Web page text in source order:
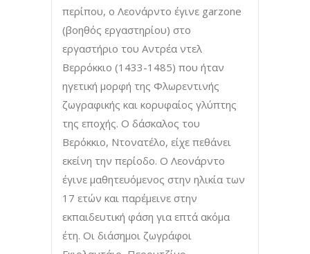
περίπου, ο Λεονάρντο έγινε garzone
(βοηθός εργαστηρίου) στο
εργαστήριο του Αντρέα ντελ
Βερρόκκιο (1433-1485) που ήταν
ηγετική μορφή της Φλωρεντινής
ζωγραφικής και κορυφαίος γλύπτης
της εποχής. Ο δάσκαλος του
Βερόκκιο, Ντονατέλο, είχε πεθάνει
εκείνη την περίοδο. Ο Λεονάρντο
έγινε μαθητευόμενος στην ηλικία των
17 ετών και παρέμεινε στην
εκπαιδευτική φάση για επτά ακόμα
έτη. Οι διάσημοι ζωγράφοι